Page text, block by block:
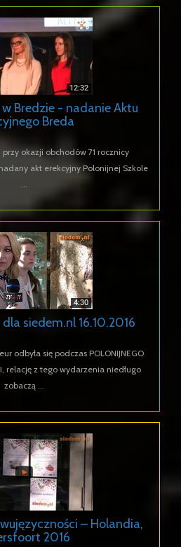
w Bredzie - nadanie Aktu
Breda
okazji obchodów 71 rocznicy
akt erekcyjny Polonijnej Szkole
...
siedem.nl 16.10.2016
odbyła się podczas POLONIJNEGO
relację z tego wydarzenia niedługo
zobaczą ...
– Holandia,
2016